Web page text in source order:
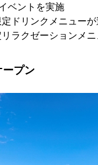
ベントを実施
ドリンクメニューが
ラクゼーションメ
ープン